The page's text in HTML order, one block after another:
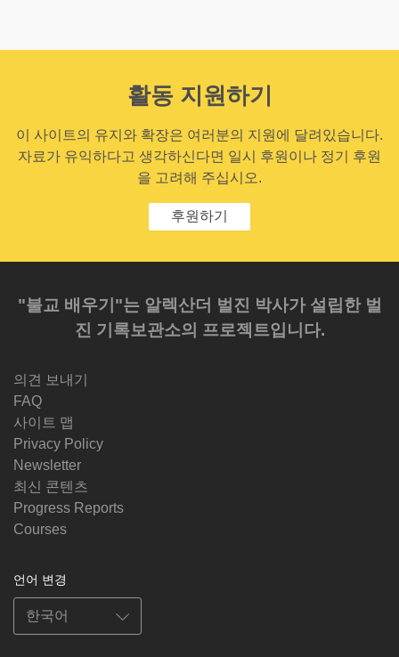
활동 지원하기
이 사이트의 유지와 확장은 여러분의 지원에 달려있습니다.
자료가 유익하다고 생각하신다면 일시 후원이나 정기 후원
을 고려해 주십시오.
후원하기
"불교 배우기"는 알렉산더 벌진 박사가 설립한 벌
진 기록보관소의 프로젝트입니다.
의견 보내기
FAQ
사이트 맵
Privacy Policy
Newsletter
최신 콘텐츠
Progress Reports
Courses
언어 변경